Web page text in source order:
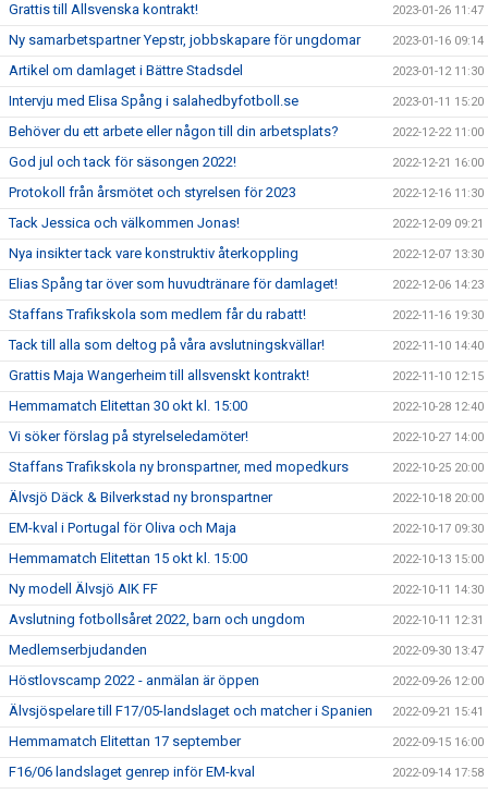
Grattis till Allsvenska kontrakt! 2023-01-26 11:47
Ny samarbetspartner Yepstr, jobbskapare för ungdomar 2023-01-16 09:14
Artikel om damlaget i Bättre Stadsdel 2023-01-12 11:30
Intervju med Elisa Spång i salahedbyfotboll.se 2023-01-11 15:20
Behöver du ett arbete eller någon till din arbetsplats? 2022-12-22 11:00
God jul och tack för säsongen 2022! 2022-12-21 16:00
Protokoll från årsmötet och styrelsen för 2023 2022-12-16 11:30
Tack Jessica och välkommen Jonas! 2022-12-09 09:21
Nya insikter tack vare konstruktiv återkoppling 2022-12-07 13:30
Elias Spång tar över som huvudtränare för damlaget! 2022-12-06 14:23
Staffans Trafikskola som medlem får du rabatt! 2022-11-16 19:30
Tack till alla som deltog på våra avslutningskvällar! 2022-11-10 14:40
Grattis Maja Wangerheim till allsvenskt kontrakt! 2022-11-10 12:15
Hemmamatch Elitettan 30 okt kl. 15:00 2022-10-28 12:40
Vi söker förslag på styrelseledamöter! 2022-10-27 14:00
Staffans Trafikskola ny bronspartner, med mopedkurs 2022-10-25 20:00
Älvsjö Däck & Bilverkstad ny bronspartner 2022-10-18 20:00
EM-kval i Portugal för Oliva och Maja 2022-10-17 09:30
Hemmamatch Elitettan 15 okt kl. 15:00 2022-10-13 15:00
Ny modell Älvsjö AIK FF 2022-10-11 14:30
Avslutning fotbollsåret 2022, barn och ungdom 2022-10-11 12:31
Medlemserbjudanden 2022-09-30 13:47
Höstlovscamp 2022 - anmälan är öppen 2022-09-26 12:00
Älvsjöspelare till F17/05-landslaget och matcher i Spanien 2022-09-21 15:41
Hemmamatch Elitettan 17 september 2022-09-15 16:00
F16/06 landslaget genrep inför EM-kval 2022-09-14 17:58